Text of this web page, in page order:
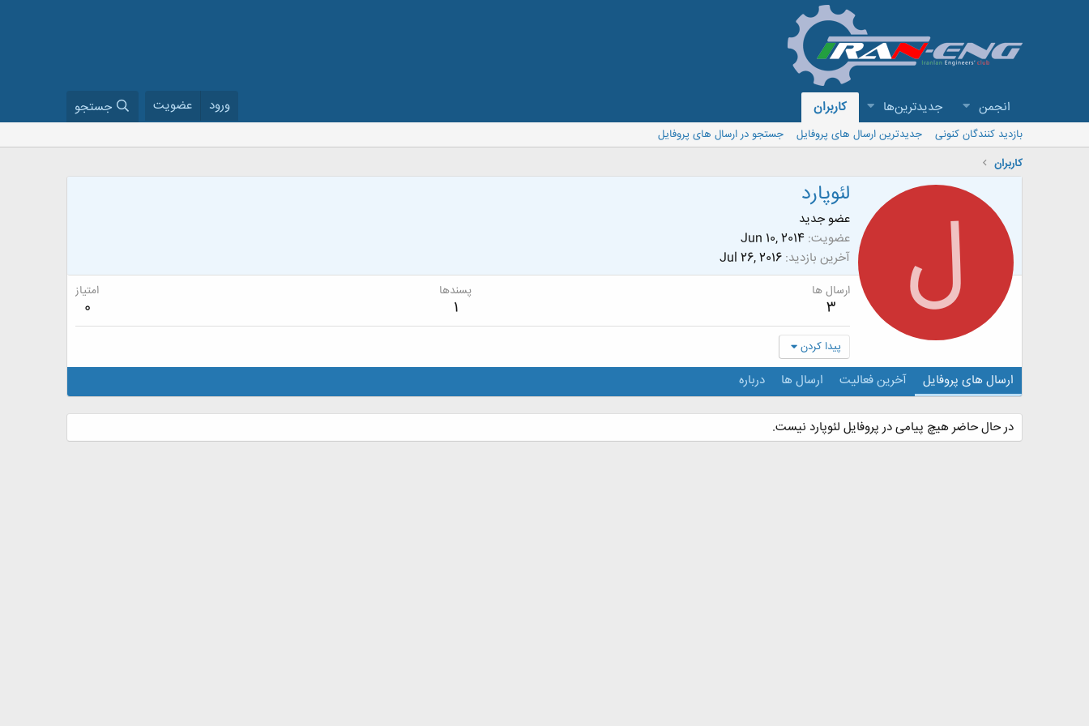
انجمن جدیدترین‌ها کاربران ورود عضویت جستجو
بازدید کنندگان کنونی جدیدترین ارسال های پروفایل
جستجو در ارسال های پروفایل
کاربران
ل لئوپارد
عضو جدید
عضویت Jun 10, 2014
آخرین بازدید Jul 26, 2016
ارسال ها
3
پسندها
1
امتیاز
0
پیدا کردن
ارسال های پروفایل آخرین فعالیت ارسال ها درباره
در حال حاضر هیچ پیامی در پروفایل لئوپارد نیست.